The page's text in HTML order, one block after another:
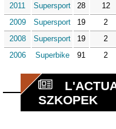
2011
Supersport 28 12
2009
Supersport 19 2
2008
Supersport 19 2
2006
Superbike 91 2
SZKOPEK